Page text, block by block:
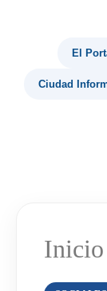
El
Ciudad
Inicio